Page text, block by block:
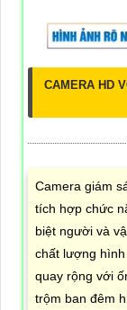
CAMERA HD
Camera giám
tích hợp chức
biệt người và
chất lượng
quay rộng với
trộm ban đêm